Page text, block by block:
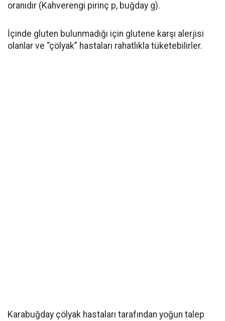
oranıdır (Kahverengi pirinç p, buğday g).
İçinde gluten bulunmadığı için glutene karşı alerjisi
olanlar ve “çölyak” hastaları rahatlıkla tüketebilirler.
Karabuğday çölyak hastaları tarafından yoğun talep